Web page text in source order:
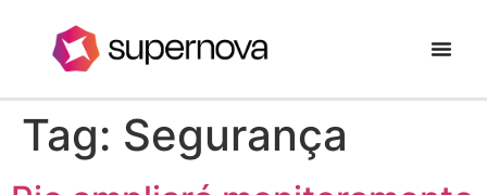
Tag: Segurança